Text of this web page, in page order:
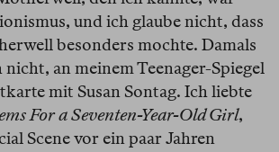
und ich glaube nicht, dass
besonders mochte. Damals
an meinem Teenager-Spiegel
mit Susan Sontag. Ich liebte
For a Seventen-Year-Old Girl,
Scene vor ein paar Jahren